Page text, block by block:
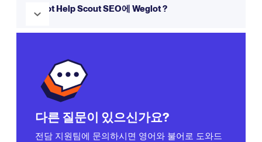
에 번역을 편집하고 관리할 수 있는 모든 권한을 부여합니다.
Weglot Help Scout SEO에 Weglot ?
또는 하위 도메인 구조를 포함한
다른 질문이 있으신가요?
전담 지원팀에 문의하시면 영어와 불어로 도와드